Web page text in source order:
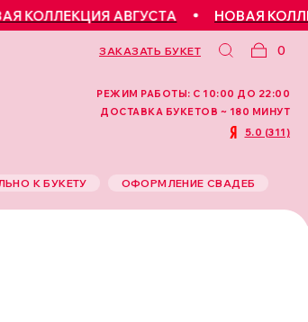
АВГУСТА НОВАЯ
0
ЗАКАЗАТЬ БУКЕТ
5.0 (311)
ДОСТАВКА БУКЕТОВ ~ 180 МИНУТ
РЕЖИМ РАБОТЫ: С 10:00 ДО 22:00
К БУКЕТУ ОФОРМЛЕНИЕ СВАДЕБ